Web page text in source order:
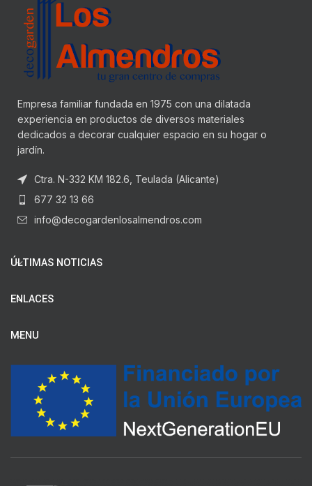
Empresa familiar fundada en 1975 con una dilatada
experiencia en productos de diversos materiales
dedicados a decorar cualquier espacio en su hogar o
jardín.
Ctra. N-332 KM 182.6, Teulada (Alicante)
677 32 13 66
info@decogardenlosalmendros.com
ÚLTIMAS NOTICIAS
ENLACES
MENU